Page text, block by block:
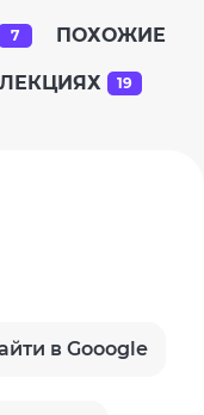
7 ПОХОЖИЕ
19
в Gooogle